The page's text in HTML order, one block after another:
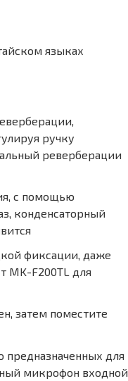
языках
ручку
реверберации
с помощью
конденсаторный
фиксации, даже
MK-F200TL для
затем поместите
предназначенных для
микрофон входной